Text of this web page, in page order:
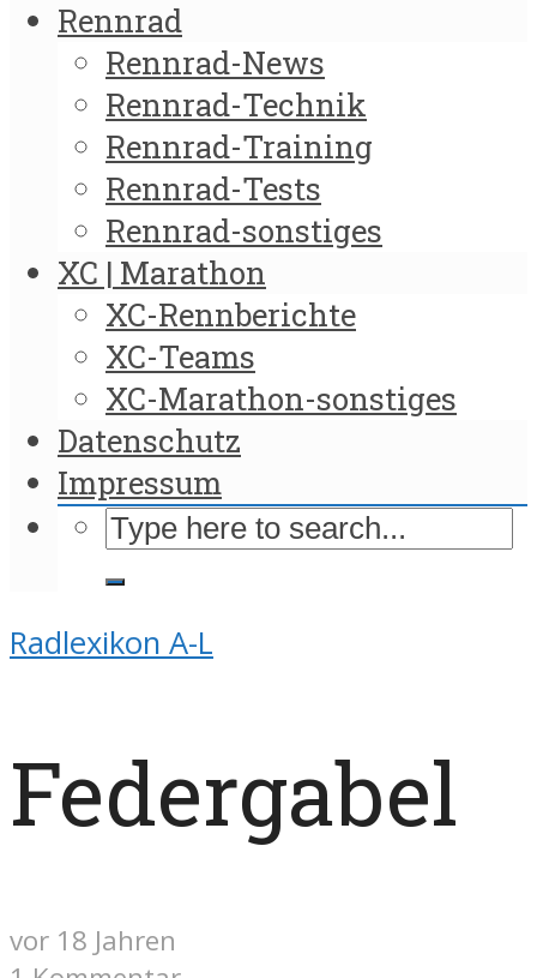
Rennrad
Rennrad-News
Rennrad-Technik
Rennrad-Training
Rennrad-Tests
Rennrad-sonstiges
XC | Marathon
XC-Rennberichte
XC-Teams
XC-Marathon-sonstiges
Datenschutz
Impressum
Radlexikon A-L
Federgabel
vor 18 Jahren